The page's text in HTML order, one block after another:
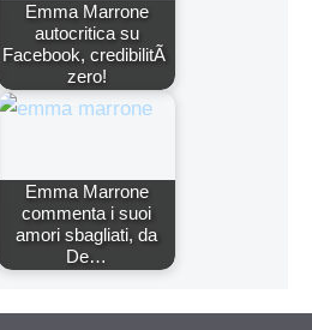
Emma Marrone
autocritica su
Facebook, credibilitÃ
zero!
Emma Marrone
commenta i suoi
amori sbagliati, da
De…